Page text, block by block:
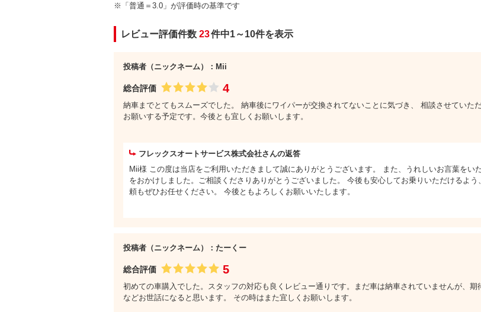
※「普通＝3.0」が評価時の基準です
レビュー評価件数 23件中1～10件を表示
投稿者（ニックネーム）：Mii
総合評価 4
納車までとてもスムーズでした。 納車後にワイパーが交換されてないことに気づき、 相談させていた
お願いする予定です。今後とも宜しくお願いします。
フレックスオートサービス株式会社さんの返答
Mii様 この度は当店をご利用いただきまして誠にありがとうございます。 また、うれしいお言葉をい
をおかけしました。ご相談くださりありがとうございました。 今後も安心してお乗りいただけるよ
頼もぜひお任せください。 今後ともよろしくお願いいたします。
投稿者（ニックネーム）：たーくー
総合評価 5
初めての車購入でした。スタッフの対応も良くレビュー通りです。まだ車は納車されていませんが、
などお世話になると思います。 その時はまた宜しくお願いします。